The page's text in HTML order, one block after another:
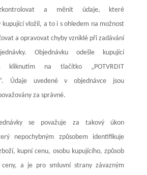
zkontrolovat a měnit údaje, které
kupující vložil, a to i s ohledem na možnost
a opravovat chyby vzniklé při zadávání
Objednávku odešle kupující
kliknutím na tlačítko „POTVRDIT
“. Údaje uvedené v objednávce jsou
za správné.
se považuje za takový úkon
nepochybným způsobem identifikuje
kupní cenu, osobu kupujícího, způsob
ceny, a je pro smluvní strany závazným